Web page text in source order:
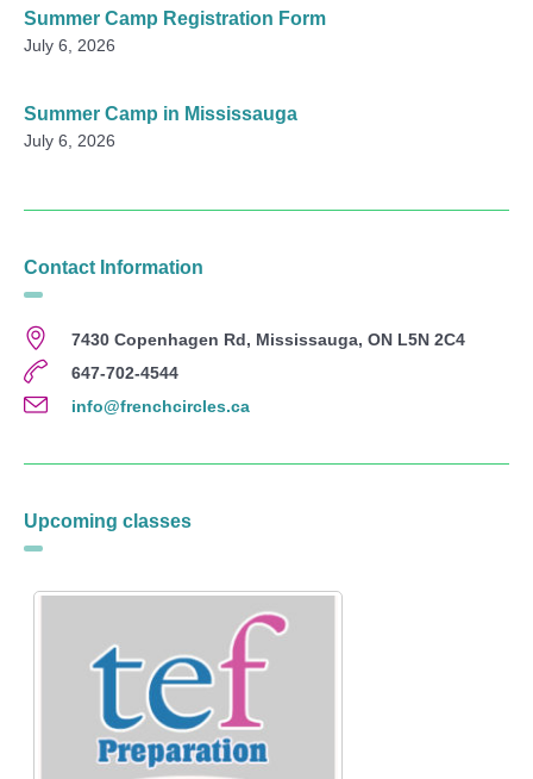
Summer Camp Registration Form
July 6, 2026
Summer Camp in Mississauga
July 6, 2026
Contact Information
7430 Copenhagen Rd, Mississauga, ON L5N 2C4
647-702-4544
info@frenchcircles.ca
Upcoming classes